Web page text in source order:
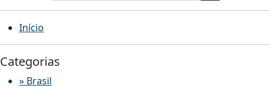
Início
Categorias
» Brasil